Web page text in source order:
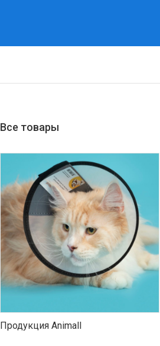
Все товары
Продукция Animall